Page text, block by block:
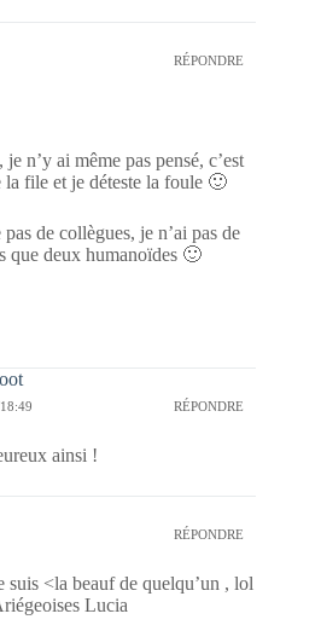
RÉPONDRE
n’y ai même pas pensé, c’est
la file et je déteste la foule 🙂
de collègues, je n’ai pas de
que deux humanoïdes 🙂
RÉPONDRE
ainsi !
RÉPONDRE
suis <la beauf de quelqu’un , lol
Lucia